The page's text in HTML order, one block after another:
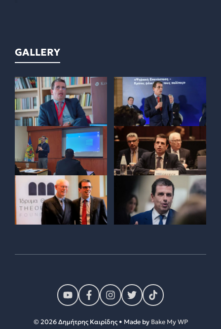
GALLERY
© 2026 Δημήτρης Καιρίδης • Made by Bake My WP